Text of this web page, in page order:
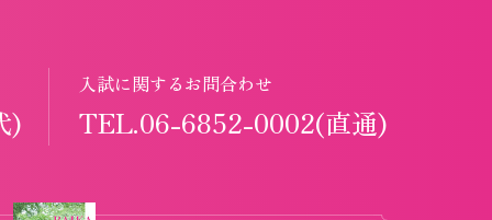
)
入試に関するお問合わせ
TEL.06-6852-0002(直通)